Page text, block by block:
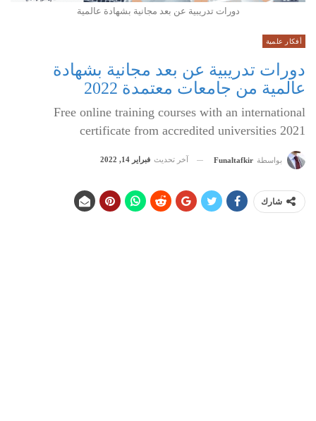
دورات تدريبية عن بعد مجانية بشهادة عالمية
أفكار علمية
دورات تدريبية عن بعد مجانية بشهادة
عالمية من جامعات معتمدة 2022
Free online training courses with an international
certificate from accredited universities 2021
بواسطة Funaltafkir آخر تحديث فبراير 14, 2022
شارك